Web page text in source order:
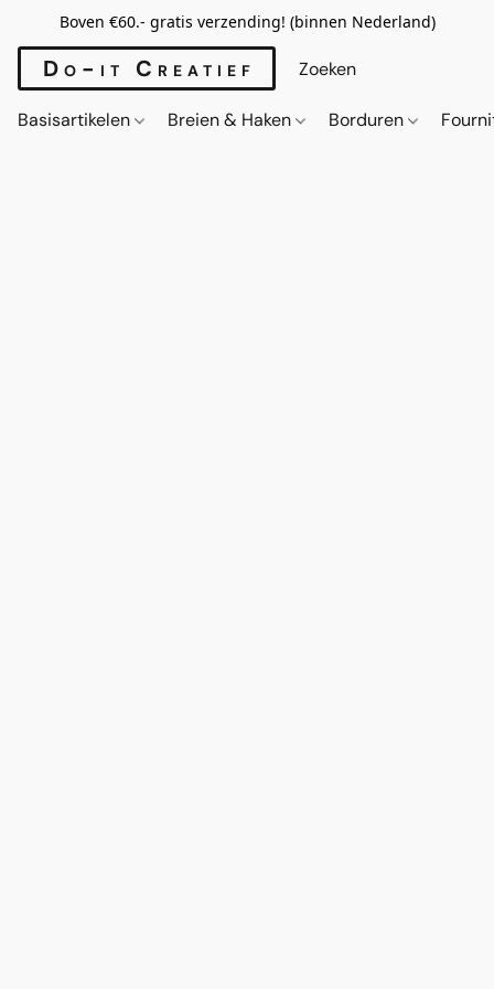
Boven €60.- gratis verzending! (binnen Nederland)
Do-it Creatief
Basisartikelen Breien & Haken Borduren